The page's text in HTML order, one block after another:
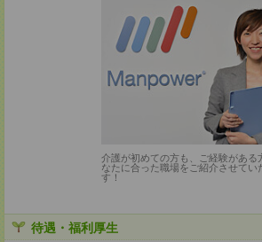
介護が初めての方も、ご経験がある
なたに合った職場をご紹介させてい
す！
待遇・福利厚生